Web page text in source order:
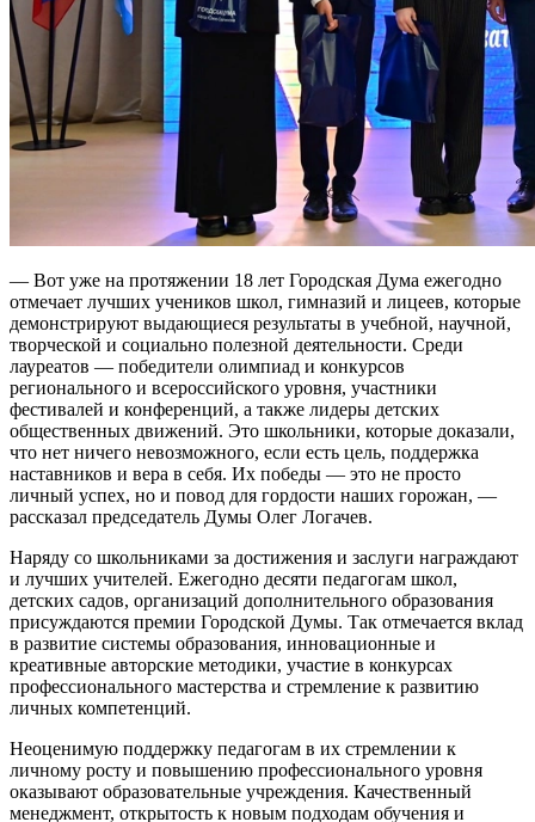
— Вот уже на протяжении 18 лет Городская Дума ежегодно
отмечает лучших учеников школ, гимназий и лицеев, которые
демонстрируют выдающиеся результаты в учебной, научной,
творческой и социально полезной деятельности. Среди
лауреатов — победители олимпиад и конкурсов
регионального и всероссийского уровня, участники
фестивалей и конференций, а также лидеры детских
общественных движений. Это школьники, которые доказали,
что нет ничего невозможного, если есть цель, поддержка
наставников и вера в себя. Их победы — это не просто
личный успех, но и повод для гордости наших горожан, —
рассказал председатель Думы Олег Логачев.
Наряду со школьниками за достижения и заслуги награждают
и лучших учителей. Ежегодно десяти педагогам школ,
детских садов, организаций дополнительного образования
присуждаются премии Городской Думы. Так отмечается вклад
в развитие системы образования, инновационные и
креативные авторские методики, участие в конкурсах
профессионального мастерства и стремление к развитию
личных компетенций.
Неоценимую поддержку педагогам в их стремлении к
личному росту и повышению профессионального уровня
оказывают образовательные учреждения. Качественный
менеджмент, открытость к новым подходам обучения и